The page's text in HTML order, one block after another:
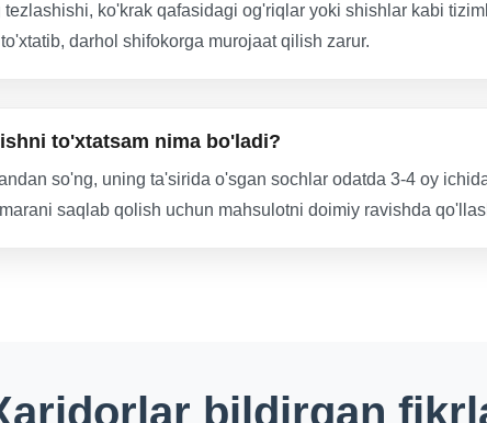
ko'krak qafasidagi og'riqlar yoki shishlar kabi
darhol shifokorga murojaat qilish zarur.
to'xtatsam nima bo'ladi?
so'ng, uning ta'sirida o'sgan sochlar odatda 3-4 oy
saqlab qolish uchun mahsulotni doimiy ravishda
bildirgan